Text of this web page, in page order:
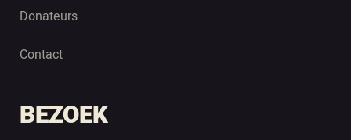
Donateurs
Contact
BEZOEK